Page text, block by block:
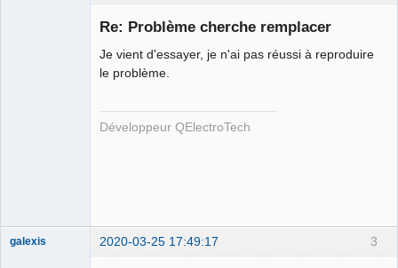
Re: Problème cherche remplacer
Je vient d'essayer, je n'ai pas réussi à reproduire
le problème.
Développeur QElectroTech
3
galexis 2020-03-25 17:49:17